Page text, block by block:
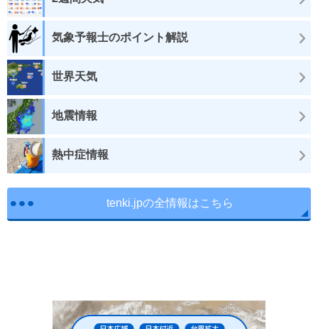
気象予報士のポイント解説
世界天気
地震情報
熱中症情報
tenki.jpの全情報はこちら